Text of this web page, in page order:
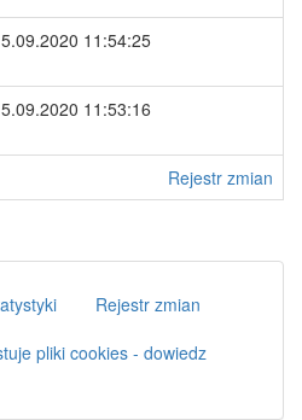
11:54:25
11:53:16
Rejestr zmian
Rejestr zmian
pliki cookies - dowiedz